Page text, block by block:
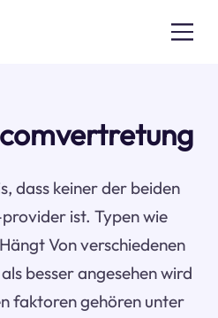
dass keiner der beiden
ist. Typen wie
Von verschiedenen
besser angesehen wird
faktoren gehören unter